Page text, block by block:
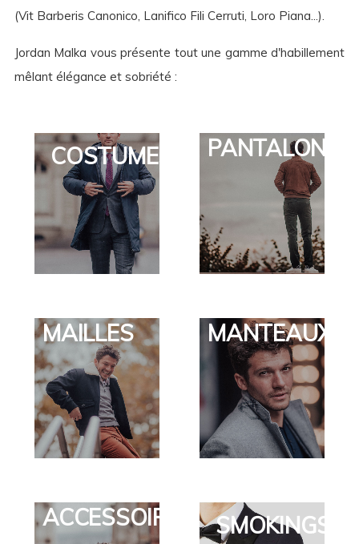
(Vit Barberis Canonico, Lanifico Fili Cerruti, Loro Piana...).
Jordan Malka vous présente tout une gamme d'habillement
mêlant élégance et sobriété :
COSTUMES
MAILLES
ACCESSOIRES
PANTALONS
MANTEAUX
SMOKINGS